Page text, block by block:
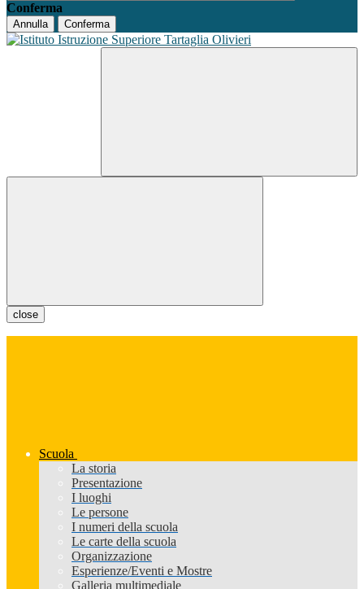
Conferma
Annulla Conferma
close
Scuola
La storia
Presentazione
I luoghi
Le persone
I numeri della scuola
Le carte della scuola
Organizzazione
Esperienze/Eventi e Mostre
Galleria multimediale